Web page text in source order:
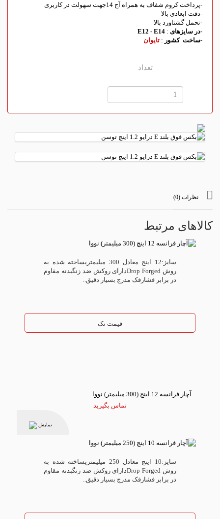
-پرداخت کروم شفاف به همراه آج 14جهت سهولت در کاربری
-دقت ابعادی بالا
-تحمل گشتاورد بالا
-در سایزهای :
E12 - E14
-ساخت کشور : تایوان
تعداد
نظرات (0)
کالاهای مرتبط
سایز:12 اینج معادل 300 میلیمتریساخته شده به
روش Drop Forgedدارای روکش ضد زنگبدنه مقاوم
در برابر فشارفک مدرج بسیار دقیق..
قیمت تک
آچار فرانسه 12 اینچ (300 میلیمتر) نووا
تماس بگیرید
نمایش
سایز:10 اینج معادل 250 میلیمتریساخته شده به
روش Drop Forgedدارای روکش ضد زنگبدنه مقاوم
در برابر فشارفک مدرج بسیار دقیق..